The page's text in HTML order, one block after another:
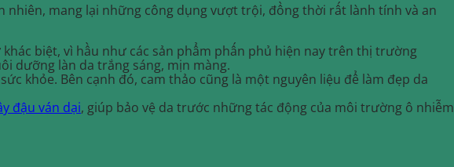
mang lại những công dụng vượt trội, đồng thời rất lành tính và an
biệt, vì hầu như các sản phẩm phấn phủ hiện nay trên thị trường
dưỡng làn da trắng sáng, mịn màng.
khỏe. Bên cạnh đó, cam thảo cũng là một nguyên liệu để làm đẹp da
đậu ván dại, giúp bảo vệ da trước những tác động của môi trường ô nhiễm